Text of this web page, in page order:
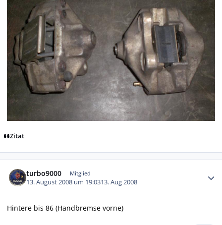
Zitat
turbo9000 Mitglied
13. August 2008 um 19:0313. Aug 2008
Hintere bis 86 (Handbremse vorne)